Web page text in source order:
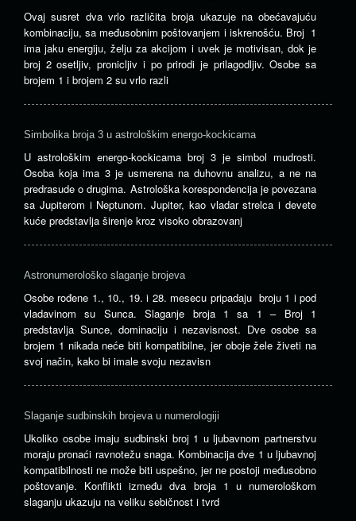
Ovaj susret dva vrlo različita broja ukazuje na obećavajuću
kombinaciju, sa međusobnim poštovanjem i iskrenošću. Broj 1
ima jaku energiju, želju za akcijom i uvek je motivisan, dok je
broj 2 osetljiv, pronicljiv i po prirodi je prilagodljiv. Osobe sa
brojem 1 i brojem 2 su vrlo razli
Simbolika broja 3 u astrološkim energo-kockicama
U astrološkim energo-kockicama broj 3 je simbol mudrosti.
Osoba koja ima 3 je usmerena na duhovnu analizu, a ne na
predrasude o drugima. Astrološka korespondencija je povezana
sa Jupiterom i Neptunom. Jupiter, kao vladar strelca i devete
kuće predstavlja širenje kroz visoko obrazovanj
Astronumerološko slaganje brojeva
Osobe rođene 1., 10., 19. i 28. mesecu pripadaju broju 1 i pod
vladavinom su Sunca. Slaganje broja 1 sa 1 – Broj 1
predstavlja Sunce, dominaciju i nezavisnost. Dve osobe sa
brojem 1 nikada neće biti kompatibilne, jer oboje žele živeti na
svoj način, kako bi imale svoju nezavisn
Slaganje sudbinskih brojeva u numerologiji
Ukoliko osobe imaju sudbinski broj 1 u ljubavnom partnerstvu
moraju pronaći ravnotežu snaga. Kombinacija dve 1 u ljubavnoj
kompatibilnosti ne može biti uspešno, jer ne postoji međusobno
poštovanje. Konflikti između dva broja 1 u numerološkom
slaganju ukazuju na veliku sebičnost i tvrd